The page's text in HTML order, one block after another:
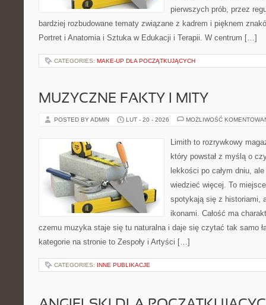
pierwszych prób, przez
bardziej rozbudowane tematy związane z kadrem i pięknem
Portret i Anatomia i Sztuka w Edukacji i Terapii. W centrum […]
CATEGORIES: MAKE-UP DLA POCZĄTKUJĄCYCH
MUZYCZNE FAKTY I MITY
POSTED BY ADMIN LUT - 20 - 2026 MOŻLIWOŚĆ
Limith to rozrywkowy
który powstał z myślą o
lekkości po całym dniu,
wiedzieć więcej. To
spotykają się z historiami,
ikonami. Całość ma
czemu muzyka staje się tu naturalna i daje się czytać tak samo
kategorie na stronie to Zespoły i Artyści […]
CATEGORIES: INNE PUBLIKACJE